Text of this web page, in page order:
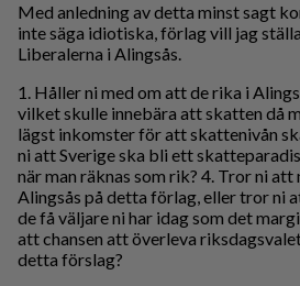
Med anledning av detta minst sagt
inte säga idiotiska, förlag vill jag
Liberalerna i Alingsås.
1. Håller ni med om att de rika i
vilket skulle innebära att skatten då
lägst inkomster för att skattenivån
ni att Sverige ska bli ett
när man räknas som rik? 4. Tror ni att
Alingsås på detta förlag, eller tror ni
de få väljare ni har idag som det
att chansen att överleva
detta förslag?